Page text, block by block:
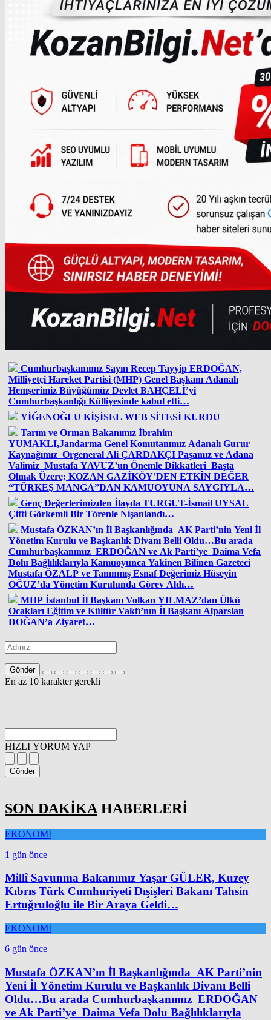
Cumhurbaşkanımız Sayın Recep Tayyip ERDOĞAN,
Milliyetçi Hareket Partisi (MHP) Genel Başkanı Adanalı
Hemşerimiz Büyüğümüz Devlet BAHÇELİ’yi
Cumhurbaşkanlığı Külliyesinde kabul etti…
YİĞENOĞLU KİŞİSEL WEB SİTESİ KURDU
Tarım ve Orman Bakanımız İbrahim
YUMAKLI,Jandarma Genel Komutanımız Adanalı Gurur
Kaynağımız Orgeneral Ali ÇARDAKÇI Paşamız ve Adana
Valimiz Mustafa YAVUZ’un Önemle Dikkatleri Başta
Olmak Üzere; KOZAN GAZİKÖY’DEN ETKİN DEĞER
“TÜRKEŞ MANGA”DAN KAMUOYUNA SAYGIYLA…
Genç Değerlerimizden İlayda TURGUT-İsmail UYSAL
Çifti Görkemli Bir Törenle Nişanlandı…
Mustafa ÖZKAN’ın İl Başkanlığında AK Parti’nin Yeni İl
Yönetim Kurulu ve Başkanlık Divanı Belli Oldu…Bu arada
Cumhurbaşkanımız ERDOĞAN ve Ak Parti’ye Daima Vefa
Dolu Bağlılıklarıyla Kamuoyunca Yakinen Bilinen Gazeteci
Mustafa ÖZALP ve Tanınmış Esnaf Değerimiz Hüseyin
OĞUZ’da Yönetim Kurulunda Görev Aldı…
MHP İstanbul İl Başkanı Volkan YILMAZ’dan Ülkü
Ocakları Eğitim ve Kültür Vakfı’nın İl Başkanı Alparslan
DOĞAN’a Ziyaret…
Gönder
En az 10 karakter gerekli
HIZLI YORUM YAP
Gönder
SON DAKİKA HABERLERİ
EKONOMİ
1 gün önce
Millî Savunma Bakanımız Yaşar GÜLER, Kuzey
Kıbrıs Türk Cumhuriyeti Dışişleri Bakanı Tahsin
Ertuğruloğlu ile Bir Araya Geldi…
EKONOMİ
6 gün önce
Mustafa ÖZKAN’ın İl Başkanlığında AK Parti’nin
Yeni İl Yönetim Kurulu ve Başkanlık Divanı Belli
Oldu…Bu arada Cumhurbaşkanımız ERDOĞAN
ve Ak Parti’ye Daima Vefa Dolu Bağlılıklarıyla